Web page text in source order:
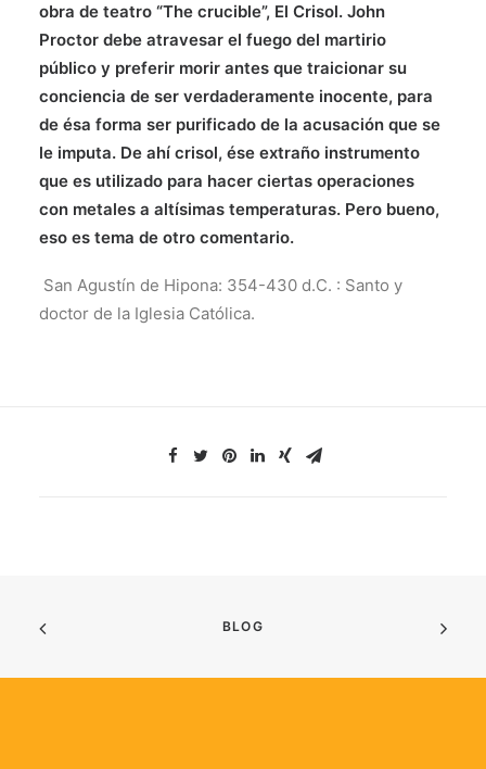
obra de teatro “The crucible”, El Crisol. John
Proctor debe atravesar el fuego del martirio
público y preferir morir antes que traicionar su
conciencia de ser verdaderamente inocente, para
de ésa forma ser purificado de la acusación que se
le imputa. De ahí crisol, ése extraño instrumento
que es utilizado para hacer ciertas operaciones
con metales a altísimas temperaturas. Pero bueno,
eso es tema de otro comentario.
San Agustín de Hipona: 354-430 d.C. : Santo y
doctor de la Iglesia Católica.
BLOG